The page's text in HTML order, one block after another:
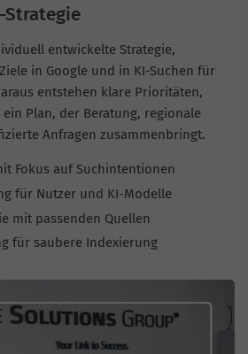
Strategie
entwickelte Strategie,
in Google und in KI-Suchen für
entstehen klare Prioritäten,
Plan, der Beratung, regionale
Anfragen zusammenbringt.
Fokus auf Suchintentionen
für Nutzer und KI-Modelle
mit passenden Quellen
für saubere Indexierung